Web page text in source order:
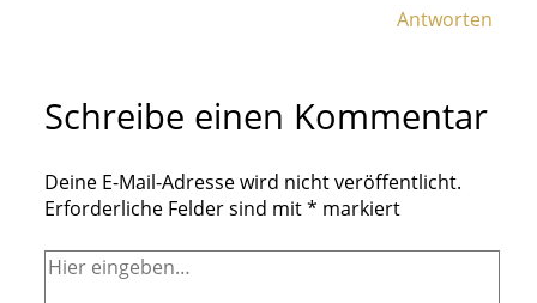
Antworten
Schreibe einen Kommentar
Deine E-Mail-Adresse wird nicht veröffentlicht.
Erforderliche Felder sind mit* markiert
Hier
eingeben…